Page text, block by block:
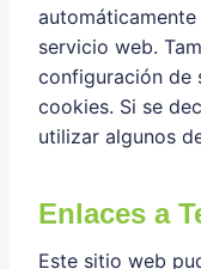
servicio web.
configuración de
cookies. Si se
utilizar algunos
Enlaces a
Este sitio web